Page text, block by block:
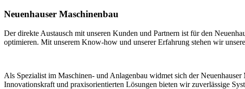
Neuenhauser Maschinenbau
Der direkte Austausch mit unseren Kunden und Partnern ist für den
optimieren. Mit unserem Know-how und unserer Erfahrung stehen wir
Als Spezialist im Maschinen- und Anlagenbau widmet sich der
Innovationskraft und praxisorientierten Lösungen bieten wir zuverlässige